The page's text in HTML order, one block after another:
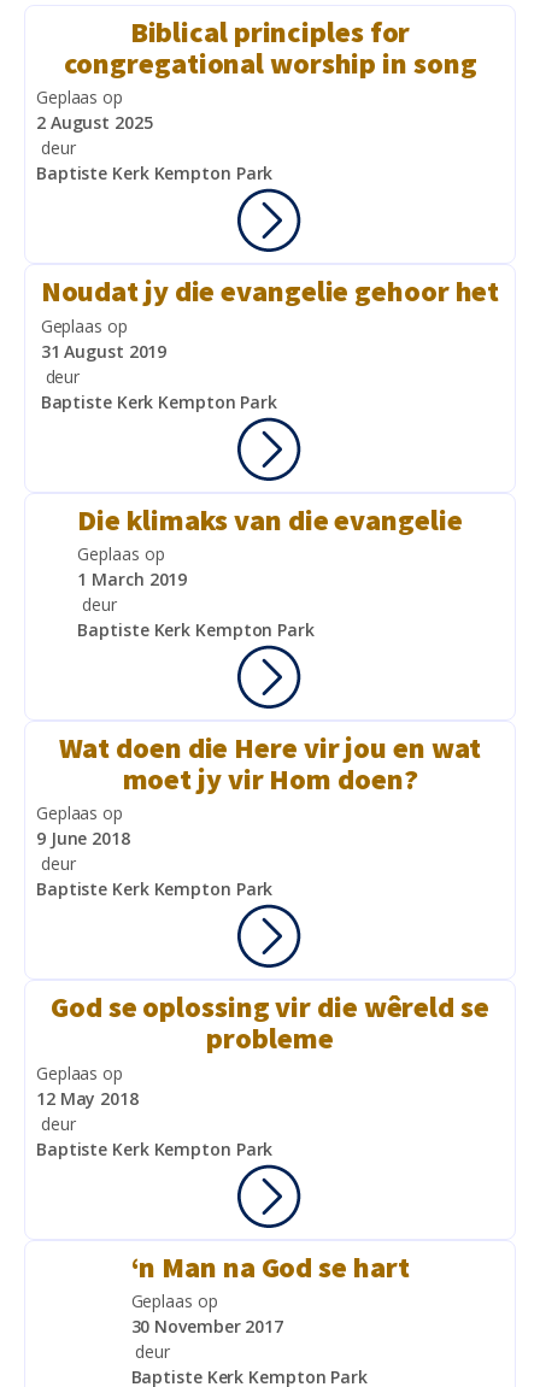
Biblical principles for
congregational worship in song
Geplaas op
2 August 2025
deur
Baptiste Kerk Kempton Park
Noudat jy die evangelie gehoor het
Geplaas op
31 August 2019
deur
Baptiste Kerk Kempton Park
Die klimaks van die evangelie
Geplaas op
1 March 2019
deur
Baptiste Kerk Kempton Park
Wat doen die Here vir jou en wat
moet jy vir Hom doen?
Geplaas op
9 June 2018
deur
Baptiste Kerk Kempton Park
God se oplossing vir die wêreld se
probleme
Geplaas op
12 May 2018
deur
Baptiste Kerk Kempton Park
‘n Man na God se hart
Geplaas op
30 November 2017
deur
Baptiste Kerk Kempton Park